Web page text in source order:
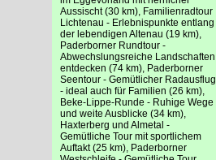
Aussischt (30 km), Familienradtour
Lichtenau - Erlebnispunkte entlang
der lebendigen Altenau (19 km),
Paderborner Rundtour -
Abwechslungsreiche Landschaften
entdecken (74 km), Paderborner
Seentour - Gemütlicher Radausflug
- ideal auch für Familien (26 km),
Beke-Lippe-Runde - Ruhige Wege
und weite Ausblicke (34 km),
Haxterberg und Almetal -
Gemütliche Tour mit sportlichem
Auftakt (25 km), Paderborner